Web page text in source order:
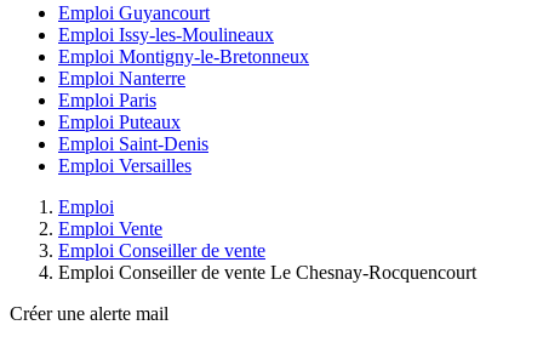
Emploi Guyancourt
Emploi Issy-les-Moulineaux
Emploi Montigny-le-Bretonneux
Emploi Nanterre
Emploi Paris
Emploi Puteaux
Emploi Saint-Denis
Emploi Versailles
Emploi
Emploi Vente
Emploi Conseiller de vente
Emploi Conseiller de vente Le Chesnay-Rocquencourt
Créer une alerte mail